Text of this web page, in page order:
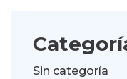
Sin categoría